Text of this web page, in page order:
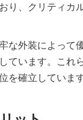
り、クリティカ
な外装によって
ています。こ
を確立していま